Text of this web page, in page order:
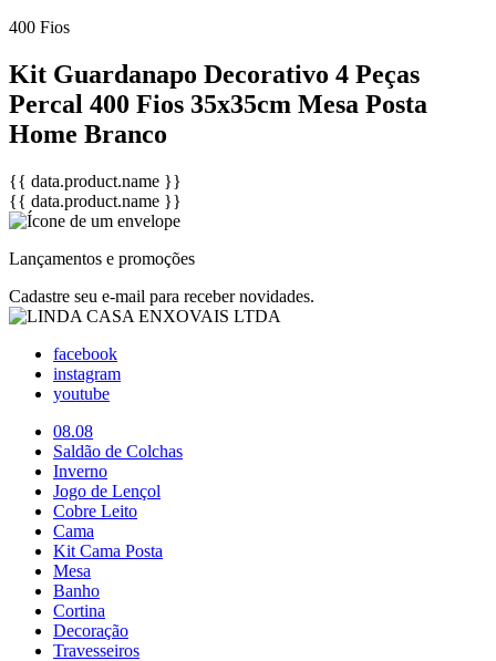
400 Fios
Kit Guardanapo Decorativo 4 Peças
Percal 400 Fios 35x35cm Mesa Posta
Home Branco
{{ data.product.name }}
{{ data.product.name }}
Lançamentos e promoções
Cadastre seu e-mail para receber novidades.
facebook
instagram
youtube
08.08
Saldão de Colchas
Inverno
Jogo de Lençol
Cobre Leito
Cama
Kit Cama Posta
Mesa
Banho
Cortina
Decoração
Travesseiros